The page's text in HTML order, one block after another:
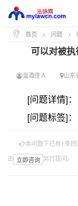
首页 > 问题 >
可以对被执
温酒佳人
山东
[问题详情]：
[问题标签]：
本问题下已有1条
击 立即咨询 另行提问。